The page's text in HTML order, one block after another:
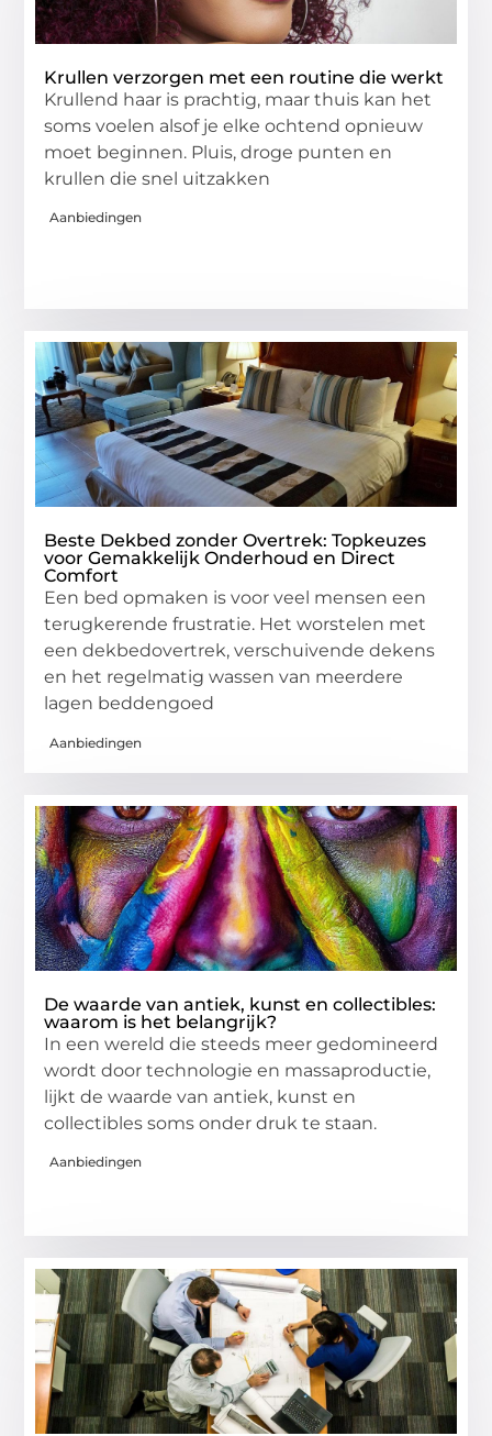
Krullen verzorgen met een routine die werkt
Krullend haar is prachtig, maar thuis kan het
soms voelen alsof je elke ochtend opnieuw
moet beginnen. Pluis, droge punten en
krullen die snel uitzakken
Aanbiedingen
Beste Dekbed zonder Overtrek: Topkeuzes
voor Gemakkelijk Onderhoud en Direct
Comfort
Een bed opmaken is voor veel mensen een
terugkerende frustratie. Het worstelen met
een dekbedovertrek, verschuivende dekens
en het regelmatig wassen van meerdere
lagen beddengoed
Aanbiedingen
De waarde van antiek, kunst en collectibles:
waarom is het belangrijk?
In een wereld die steeds meer gedomineerd
wordt door technologie en massaproductie,
lijkt de waarde van antiek, kunst en
collectibles soms onder druk te staan.
Aanbiedingen